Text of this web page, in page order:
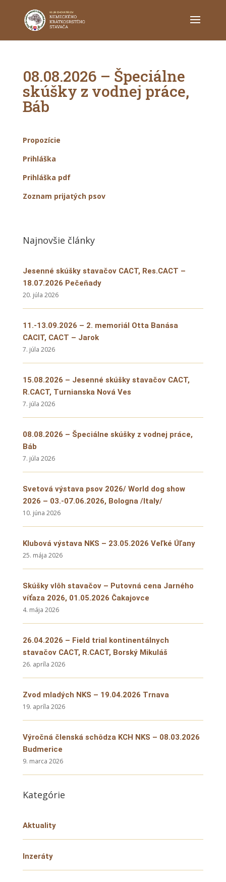
08.08.2026 – Špeciálne
skúšky z vodnej práce,
Báb
Propozície
Prihláška
Prihláška pdf
Zoznam prijatých psov
Najnovšie články
Jesenné skúšky stavačov CACT, Res.CACT –
18.07.2026 Pečeňady
20. júla 2026
11.-13.09.2026 – 2. memoriál Otta Banása
CACIT, CACT – Jarok
7. júla 2026
15.08.2026 – Jesenné skúšky stavačov CACT,
R.CACT, Turnianska Nová Ves
7. júla 2026
08.08.2026 – Špeciálne skúšky z vodnej práce,
Báb
7. júla 2026
Svetová výstava psov 2026/ World dog show
2026 – 03.-07.06.2026, Bologna /Italy/
10. júna 2026
Klubová výstava NKS – 23.05.2026 Veľké Úľany
25. mája 2026
Skúšky vlôh stavačov – Putovná cena Jarného
víťaza 2026, 01.05.2026 Čakajovce
4. mája 2026
26.04.2026 – Field trial kontinentálnych
stavačov CACT, R.CACT, Borský Mikuláš
26. apríla 2026
Zvod mladých NKS – 19.04.2026 Trnava
19. apríla 2026
Výročná členská schôdza KCH NKS – 08.03.2026
Budmerice
9. marca 2026
Kategórie
Aktuality
Inzeráty